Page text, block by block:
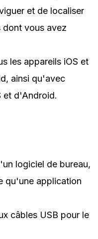
et de localiser
dont vous avez
les appareils iOS et
ainsi qu'avec
et d'Android.
logiciel de bureau,
qu'une application
câbles USB pour le